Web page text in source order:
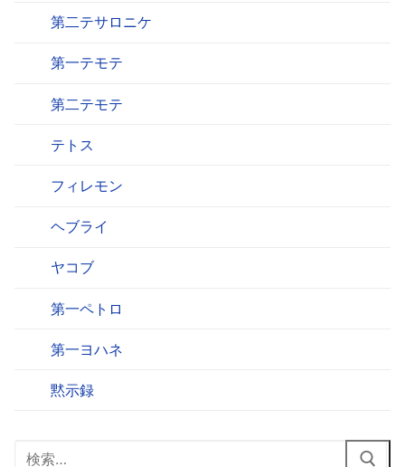
第二テサロニケ
第一テモテ
第二テモテ
テトス
フィレモン
ヘブライ
ヤコブ
第一ペトロ
第一ヨハネ
黙示録